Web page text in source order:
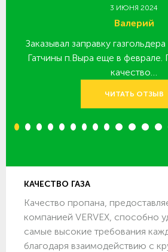
3 ИЮНЯ 2024
Валерий
Заказывал заправку
Гатчины п.Выра еще в феврале.
качество…
ЧИТАТЬ ОТЗЫВ
1 2 3 4 5 6 7 8 9 10 11 12 13
КАЧЕСТВО ГАЗА
Качество пропана,
компанией VERVEX, способно
самые высокие требования
благодаря взаимодействию с